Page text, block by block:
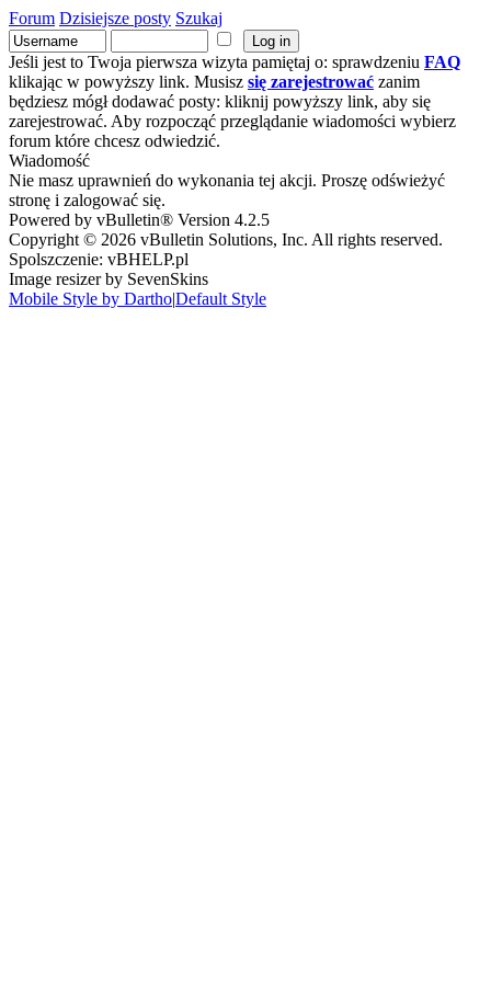
Forum Dzisiejsze posty Szukaj
Jeśli jest to Twoja pierwsza wizyta pamiętaj o: sprawdzeniu FAQ
klikając w powyższy link. Musisz się zarejestrować zanim
będziesz mógł dodawać posty: kliknij powyższy link, aby się
zarejestrować. Aby rozpocząć przeglądanie wiadomości wybierz
forum które chcesz odwiedzić.
Wiadomość
Nie masz uprawnień do wykonania tej akcji. Proszę odświeżyć
stronę i zalogować się.
Powered by vBulletin® Version 4.2.5
Copyright © 2026 vBulletin Solutions, Inc. All rights reserved.
Spolszczenie: vBHELP.pl
Image resizer by SevenSkins
Mobile Style by Dartho|Default Style